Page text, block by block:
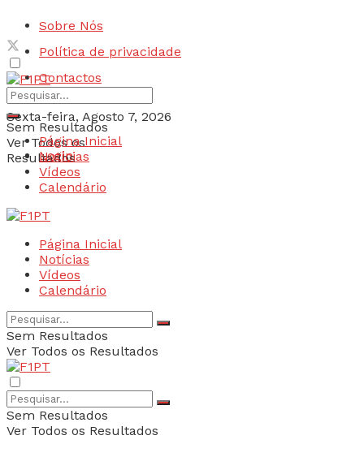
Sobre Nós
Política de privacidade
Contactos
Sexta-feira, Agosto 7, 2026
Login
Sem Resultados
Ver Todos os
Resultados
Página Inicial
Notícias
Vídeos
Calendário
Página Inicial
Notícias
Vídeos
Calendário
Sem Resultados
Ver Todos os Resultados
Sem Resultados
Ver Todos os Resultados